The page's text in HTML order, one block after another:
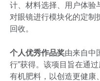
计、材料选择、用户体验
对眼镜进行模块化的定制
回收。
个人优秀作品奖由来自中
行”获得。该项目旨在通
有机肥料，以创造更健康